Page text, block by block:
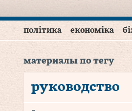
політика економіка
материалы по тегу
руководство